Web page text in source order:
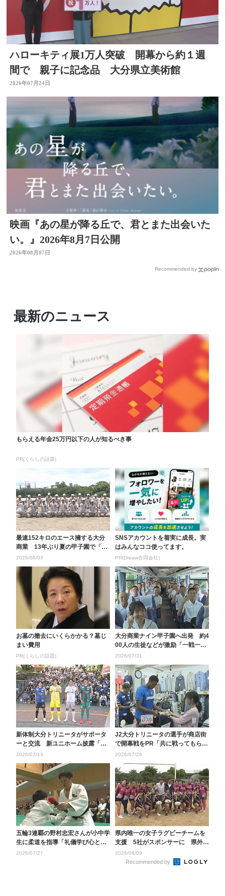
ハローキティ展1万人突破 開幕から約１週
間で 親子に記念品 大分県立美術館
2026年07月24日
映画『あの星が降る丘で、君とまた出会いた
い。』2026年8月7日公開
2026年08月07日
Recommended by
最新のニュース
もらえる年金25万円以下の人が知るべき事
PR(くらしの話題)
最速152キロのエース擁する大分
商業 13年ぶり夏の甲子園で「ベ
スト4狙う」8日...
2026/08/03
SNSアカウントを着実に成長。実
はみんなココ使ってます。
PR(Dreaw合同会社)
お墓の撤去にいくらかかる？墓じ
まい費用
PR(くらしの話題)
大分商業ナイン甲子園へ出発 約4
00人の生徒などが激励「一戦一戦
を大事に優勝をつ...
2026/07/31
新体制大分トリニータがサポータ
ーと交流 新ユニホーム披露「上
は見すぎずに一歩一歩...
2026/07/13
J2大分トリニータの選手が商店街
で開幕戦をPR「共に戦ってもらえ
るとうれしい」
2026/07/29
五輪3連覇の野村忠宏さんが小中学
生に柔道を指導「礼儀学び心と体
を強く」 大分
2026/07/27
県内唯一の女子ラグビーチームを
支援 5社がスポンサーに 県外遠
征での金銭的負担の...
2026/08/09
Recommended by